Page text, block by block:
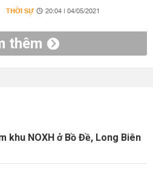
THỜI SỰ 20:04 | 04/05/2021
thêm
khu NOXH ở Bồ Đề, Long Biên